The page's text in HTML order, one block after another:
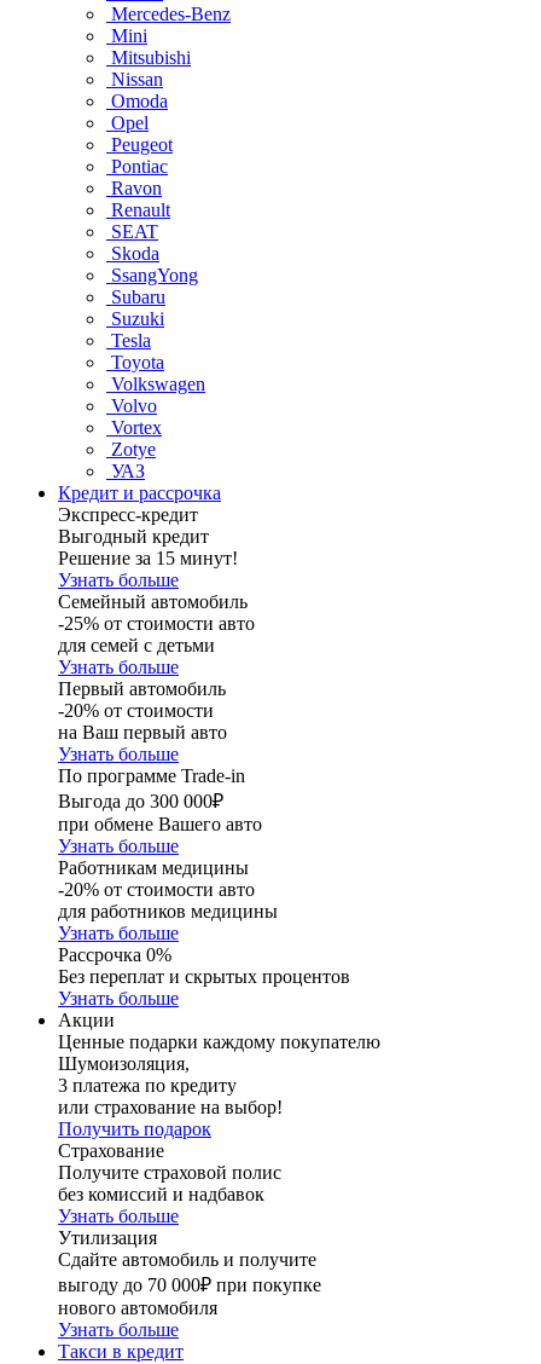
Mercedes-Benz
Mini
Mitsubishi
Nissan
Omoda
Opel
Peugeot
Pontiac
Ravon
Renault
SEAT
Skoda
SsangYong
Subaru
Suzuki
Tesla
Toyota
Volkswagen
Volvo
Vortex
Zotye
УАЗ
Кредит и рассрочка
Экспресс-кредит
Выгодный кредит
Решение за 15 минут!
Узнать больше
Семейный автомобиль
-25% от стоимости авто
для семей с детьми
Узнать больше
Первый автомобиль
-20% от стоимости
на Ваш первый авто
Узнать больше
По программе Trade-in
Выгода до 300 000₽
при обмене Вашего авто
Узнать больше
Работникам медицины
-20% от стоимости авто
для работников медицины
Узнать больше
Рассрочка 0%
Без переплат и скрытых процентов
Узнать больше
Акции
Ценные подарки каждому покупателю
Шумоизоляция,
3 платежа по кредиту
или страхование на выбор!
Получить подарок
Страхование
Получите страховой полис
без комиссий и надбавок
Узнать больше
Утилизация
Сдайте автомобиль и получите
выгоду до 70 000₽ при покупке
нового автомобиля
Узнать больше
Такси в кредит